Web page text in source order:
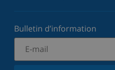
Bulletin d’information